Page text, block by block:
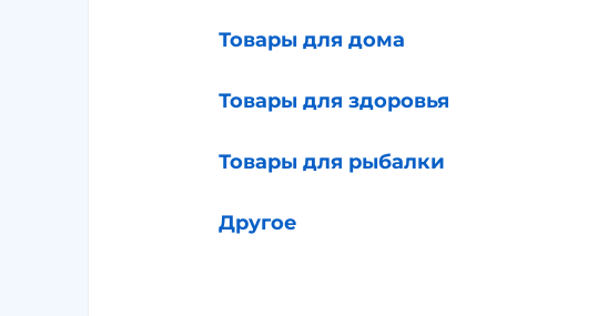
Товары для дома
Товары для здоровья
Товары для рыбалки
Другое